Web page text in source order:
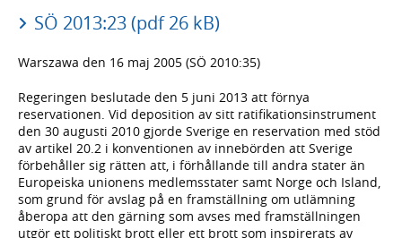
SÖ 2013:23 (pdf 26 kB)
Warszawa den 16 maj 2005 (SÖ 2010:35)
Regeringen beslutade den 5 juni 2013 att förnya
reservationen. Vid deposition av sitt ratifikationsinstrument
den 30 augusti 2010 gjorde Sverige en reservation med stöd
av artikel 20.2 i konventionen av innebörden att Sverige
förbehåller sig rätten att, i förhållande till andra stater än
Europeiska unionens medlemsstater samt Norge och Island,
som grund för avslag på en framställning om utlämning
åberopa att den gärning som avses med framställningen
utgör ett politiskt brott eller ett brott som inspirerats av